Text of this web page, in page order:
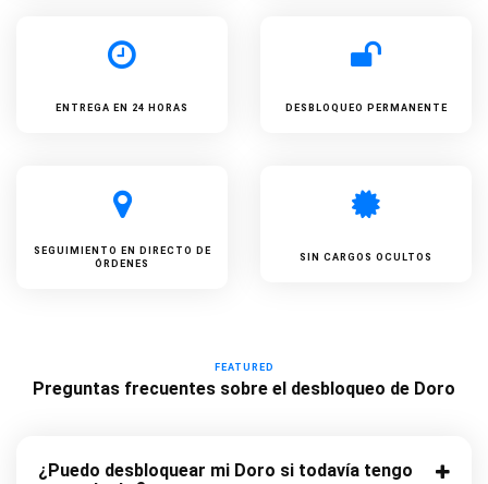
ENTREGA EN 24 HORAS DESBLOQUEO PERMANENTE
SEGUIMIENTO EN DIRECTO DE
ÓRDENES
SIN CARGOS OCULTOS
FEATURED
Preguntas frecuentes sobre el desbloqueo de Doro
¿Puedo desbloquear mi Doro si todavía tengo